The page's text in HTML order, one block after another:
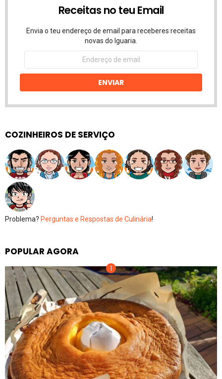
Receitas no teu Email
Envia o teu endereço de email para receberes receitas
novas do Iguaria.
Endereço
email
ENVIAR
COZINHEIROS DE SERVIÇO
Problema? Perguntas e Respostas de Culinária!
POPULAR AGORA